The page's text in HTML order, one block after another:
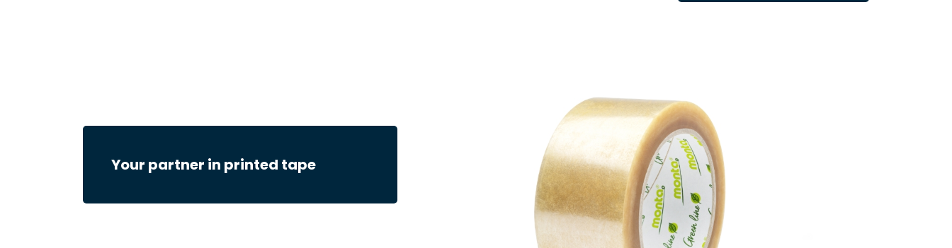
Your partner in printed tape